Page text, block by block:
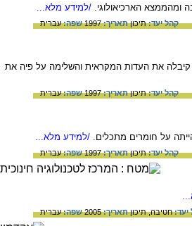
/למידע מלא...
קהל יעד:תיכוןתאריך:1997 שפה:עברית
את העדות המקראית והשלימה על פיה את
קהל יעד:תיכוןתאריך:1997 שפה:עברית
על חומרים מתכלים. /למידע מלא...
קהל יעד:תיכוןתאריך:1997 שפה:עברית
יעד:חטיבה,תיכוןתאריך:2005 שפה:עברית